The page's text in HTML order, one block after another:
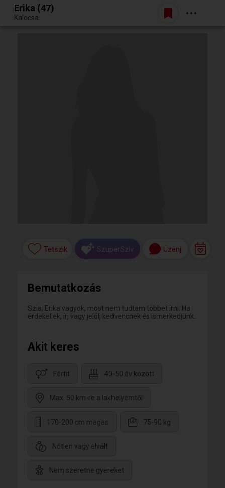
Egy jó randiból bármi lehet.
Belépés
Erika (47)
Kalocsa
Tetszik SzuperSzív Üzenj
Bemutatkozás
Szia, Erika vagyok, most nem tudtam többet írni. Ha
érdekellek, írj vagy jelölj kedvencnek és ismerkedjünk.
Akit keres
Férfit 40-50 év között
Max. 50 km-re a lakhelyemtől
170-200 cm magas 75-90 kg
Nőtlen vagy elvált
Nem szeretne gyereket